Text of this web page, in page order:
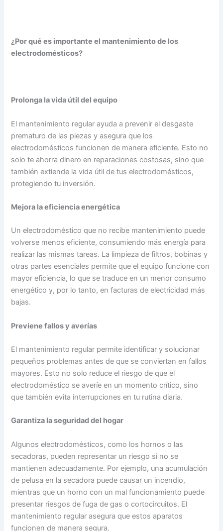
¿Por qué es importante el mantenimiento de los
electrodomésticos?
Prolonga la vida útil del equipo
El mantenimiento regular ayuda a prevenir el desgaste
prematuro de las piezas y asegura que los
electrodomésticos funcionen de manera eficiente. Esto no
solo te ahorra dinero en reparaciones costosas, sino que
también extiende la vida útil de tus electrodomésticos,
protegiendo tu inversión.
Mejora la eficiencia energética
Un electrodoméstico que no recibe mantenimiento puede
volverse menos eficiente, consumiendo más energía para
realizar las mismas tareas. La limpieza de filtros, bobinas y
otras partes esenciales permite que el equipo funcione con
mayor eficiencia, lo que se traduce en un menor consumo
energético y, por lo tanto, en facturas de electricidad más
bajas.
Previene fallos y averías
El mantenimiento regular permite identificar y solucionar
pequeños problemas antes de que se conviertan en fallos
mayores. Esto no solo reduce el riesgo de que el
electrodoméstico se averíe en un momento crítico, sino
que también evita interrupciones en tu rutina diaria.
Garantiza la seguridad del hogar
Algunos electrodomésticos, como los hornos o las
secadoras, pueden representar un riesgo si no se
mantienen adecuadamente. Por ejemplo, una acumulación
de pelusa en la secadora puede causar un incendio,
mientras que un horno con un mal funcionamiento puede
presentar riesgos de fuga de gas o cortocircuitos. El
mantenimiento regular asegura que estos aparatos
funcionen de manera segura.